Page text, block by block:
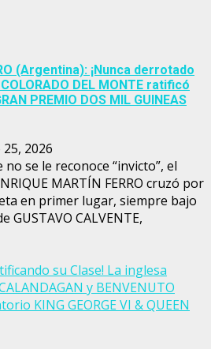
(Argentina): ¡Nunca derrotado
DEL MONTE ratificó
PREMIO DOS MIL GUINEAS
2026
se le reconoce “invicto”, el
MARTÍN FERRO cruzó por
en primer lugar, siempre bajo
GUSTAVO CALVENTE,
su Clase! La inglesa
y BENVENUTO
KING GEORGE VI & QUEEN